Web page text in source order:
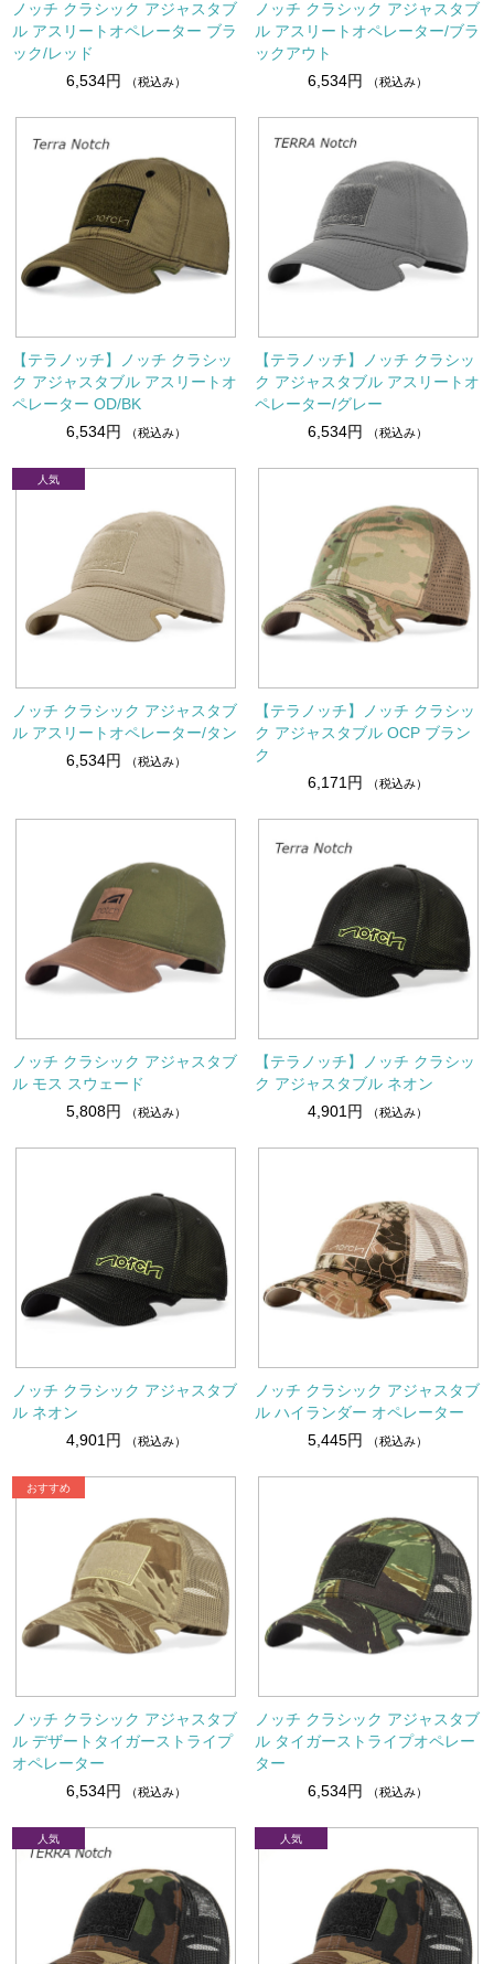
ノッチ クラシック アジャスタブ
ル アスリートオペレーター ブラ
ック/レッド
6,534円
（税込み）
ノッチ クラシック アジャスタブ
ル アスリートオペレーター/ブラ
ックアウト
6,534円
（税込み）
【テラノッチ】ノッチ クラシッ
ク アジャスタブル アスリートオ
ペレーター OD/BK
6,534円
（税込み）
【テラノッチ】ノッチ クラシッ
ク アジャスタブル アスリートオ
ペレーター/グレー
6,534円
（税込み）
ノッチ クラシック アジャスタブ
ル アスリートオペレーター/タン
6,534円
（税込み）
【テラノッチ】ノッチ クラシッ
ク アジャスタブル OCP ブラン
ク
6,171円
（税込み）
ノッチ クラシック アジャスタブ
ル モス スウェード
5,808円
（税込み）
【テラノッチ】ノッチ クラシッ
ク アジャスタブル ネオン
4,901円
（税込み）
ノッチ クラシック アジャスタブ
ル ネオン
4,901円
（税込み）
ノッチ クラシック アジャスタブ
ル ハイランダー オペレーター
5,445円
（税込み）
ノッチ クラシック アジャスタブ
ル デザートタイガーストライプ
オペレーター
6,534円
（税込み）
ノッチ クラシック アジャスタブ
ル タイガーストライプオペレー
ター
6,534円
（税込み）